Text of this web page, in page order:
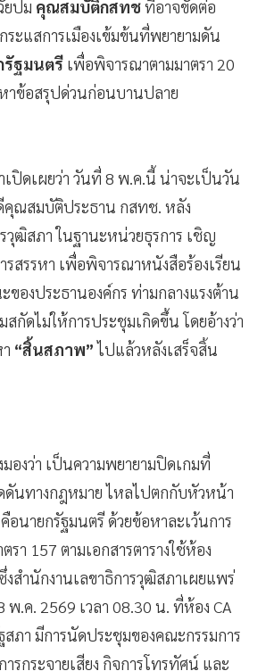
ยปม คุณสมบัติกสทชที่อาจขัดต่อ
ระแสการเมืองเข้มข้นที่พยายามดัน
รัฐมนตรี เพื่อพิจารณาตามมาตรา 20
หาข้อสรุปด่วนก่อนบานปลาย
ปิดเผยว่า วันที่ 8 พ.ค.นี้ น่าจะเป็นวัน
คุณสมบัติประธาน กสทช. หลัง
วุฒิสภา ในฐานะหน่วยธุรการ เชิญ
สรรหา เพื่อพิจารณาหนังสือร้องเรียน
ของประธานองค์กร ท่ามกลางแรงต้าน
กัดไม่ให้การประชุมเกิดขึ้น โดยอ้างว่า
“สิ้นสภาพ”ไปแล้วหลังเสร็จสิ้น
องว่า เป็นความพยายามปิดเกมที่
ดันทางกฎหมาย ไหลไปตกกับหัวหน้า
อนายกรัฐมนตรี ด้วยข้อหาละเว้นการ
า 157 ตามเอกสารตารางใช้ห้อง
งสำนักงานเลขาธิการวุฒิสภาเผยแพร่
พ.ค. 2569 เวลา 08.30 น. ที่ห้อง CA
สภา มีการนัดประชุมของคณะกรรมการ
ารกระจายเสียง กิจการโทรทัศน์ และ